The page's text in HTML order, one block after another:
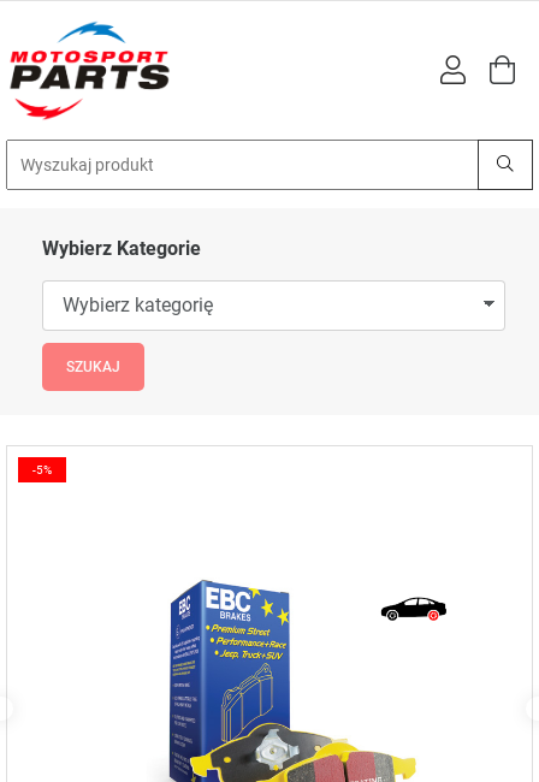
Wybierz Kategorie
-5%